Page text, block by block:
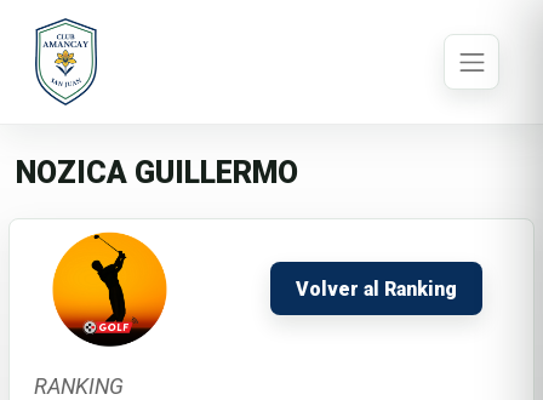
NOZICA GUILLERMO
Volver al Ranking
RANKING